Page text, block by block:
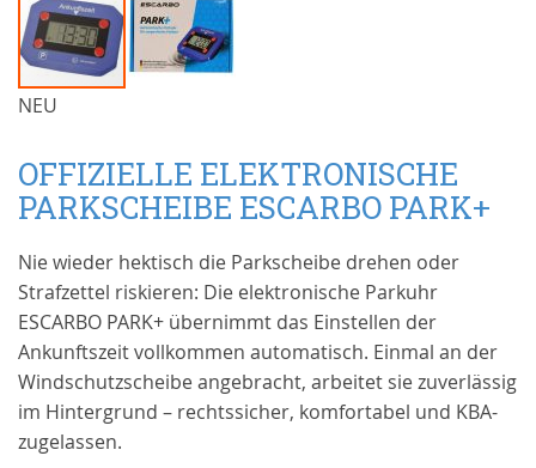
NEU
Anfang
der
Bildgalerie
springen
OFFIZIELLE ELEKTRONISCHE
PARKSCHEIBE ESCARBO PARK+
Nie wieder hektisch die Parkscheibe drehen oder
Strafzettel riskieren: Die elektronische Parkuhr
ESCARBO PARK+ übernimmt das Einstellen der
Ankunftszeit vollkommen automatisch. Einmal an der
Windschutzscheibe angebracht, arbeitet sie zuverlässig
im Hintergrund – rechtssicher, komfortabel und KBA-
zugelassen.